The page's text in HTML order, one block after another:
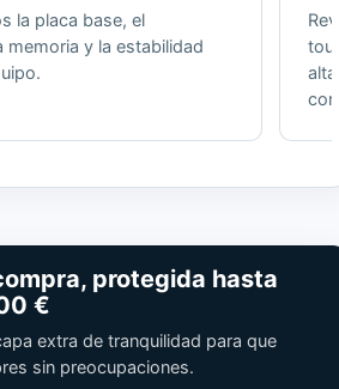
la placa base, el
memoria y la estabilidad
protegida hasta
€
extra de tranquilidad para que
sin preocupaciones.